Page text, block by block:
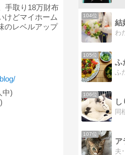
手取り18万財布
けどマイホーム
のレベルアップ
中)
104位
結
105位
ふ
ふ
106位
107位
ア